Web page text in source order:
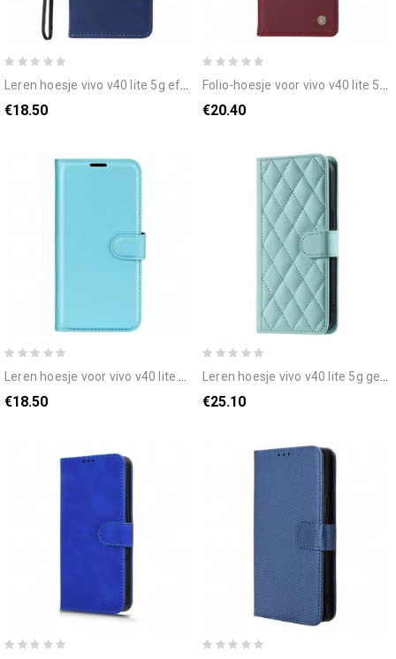
leren hoesje vivo v40 lite 5g effen leerlook bescherming hoesje
€18.50
folio-hoesje voor vivo v40 lite 5g yikatu
€20.40
leren hoesje voor vivo v40 lite 5g imitatie lychee leer
€18.50
leren hoesje vivo v40 lite 5g gewatteerd met bandje en schouderband bescherming hoesje
€25.10